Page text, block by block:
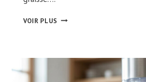
VOIR PLUS EAU
OU